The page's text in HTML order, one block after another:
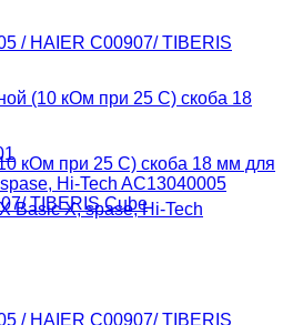
кОм при 25 С) скоба 18 мм для
Hi-Tech AC13040005
TIBERIS Cube